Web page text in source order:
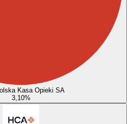
Kasa Opieki SA
3,10%